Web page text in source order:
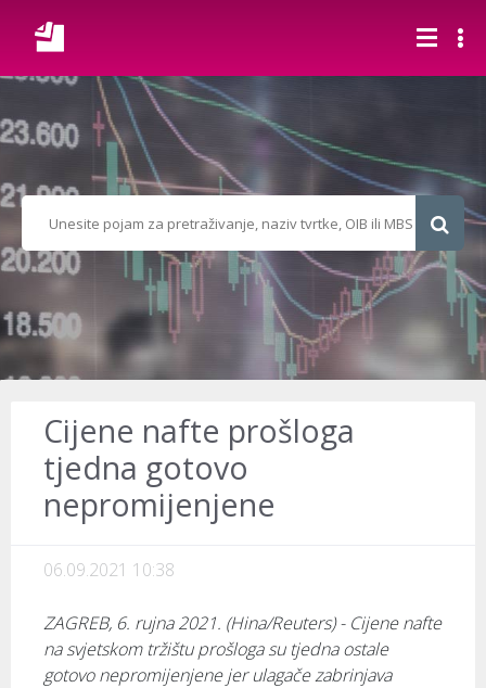
Cijene nafte prošloga
tjedna gotovo
nepromijenjene
06.09.2021 10:38
ZAGREB, 6. rujna 2021. (Hina/Reuters) - Cijene nafte
na svjetskom tržištu prošloga su tjedna ostale
gotovo nepromijenjene jer ulagače zabrinjava